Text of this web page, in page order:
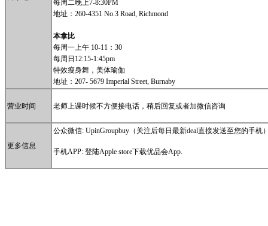
每周二晚上7-8:30PM
地址：260-4351 No.3 Road, Richmond
本拿比
每周一上午 10-11：30
每周日12:15-1:45pm
特效瘦身舞，美体瑜伽
地址：207- 5679 Imperial Street, Burnaby
营业时间 老师上课时候不方便接电话，稍后回复或者加微信咨询
更多信息
公众微信: UpinGroupbuy （关注后每日最新deal直接发送至您的手机
手机APP: 登陆Apple store下载优品会App.